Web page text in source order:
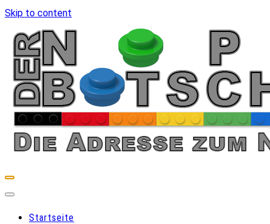
Skip to content
Startseite